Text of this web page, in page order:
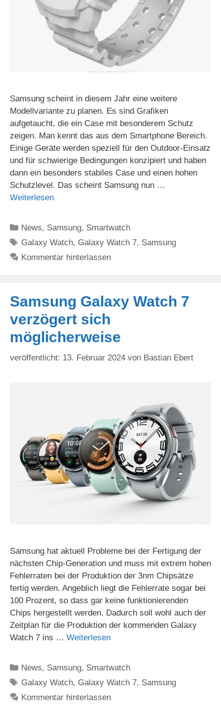
Samsung scheint in diesem Jahr eine weitere
Modellvariante zu planen. Es sind Grafiken
aufgetaucht, die ein Case mit besonderem Schutz
zeigen. Man kennt das aus dem Smartphone Bereich.
Einige Geräte werden speziell für den Outdoor-Einsatz
und für schwierige Bedingungen konzipiert und haben
dann ein besonders stabiles Case und einen hohen
Schutzlevel. Das scheint Samsung nun …
Weiterlesen
Kategorien
News, Samsung, Smartwatch
Schlagwörter
Galaxy Watch, Galaxy Watch 7, Samsung
Kommentar hinterlassen
Samsung Galaxy Watch 7
verzögert sich
möglicherweise
13. Februar 2024 von Bastian Ebert
Samsung hat aktuell Probleme bei der Fertigung der
nächsten Chip-Generation und muss mit extrem hohen
Fehlerraten bei der Produktion der 3nm Chipsätze
fertig werden. Angeblich liegt die Fehlerrate sogar bei
100 Prozent, so dass gar keine funktionierenden
Chips hergestellt werden. Dadurch soll wohl auch der
Zeitplan für die Produktion der kommenden Galaxy
Watch 7 ins … Weiterlesen
Kategorien
News, Samsung, Smartwatch
Schlagwörter
Galaxy Watch, Galaxy Watch 7, Samsung
Kommentar hinterlassen